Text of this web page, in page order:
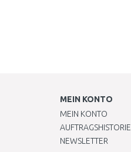
MEIN KONTO
MEIN KONTO
AUFTRAGSHISTORIE
NEWSLETTER